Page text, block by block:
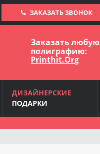
ЗАКАЗАТЬ ЗВОНОК
Заказать любую
полиграфию:
Printhit.Org
ДИЗАЙНЕРСКИЕ
ПОДАРКИ